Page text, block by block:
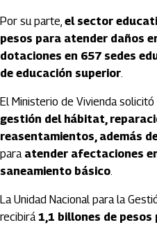
Por su parte, el sector
pesos para atender daños
dotaciones en 657 sedes
de educación superior.
El Ministerio de Vivienda solicitó
gestión del hábitat,
reasentamientos, además
para atender afectaciones
saneamiento básico.
La Unidad Nacional para la
recibirá 1,1 billones de